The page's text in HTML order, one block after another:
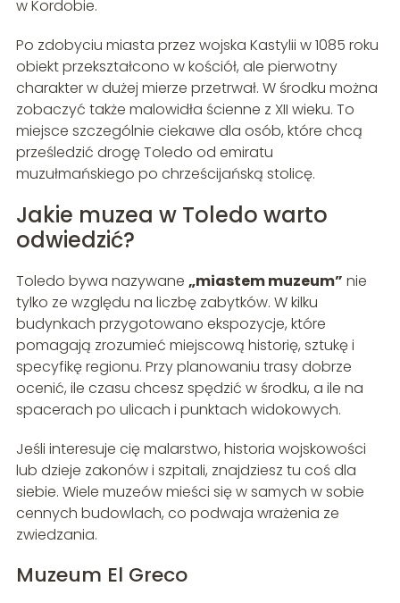
w Kordobie.
Po zdobyciu miasta przez wojska Kastylii w 1085 roku
obiekt przekształcono w kościół, ale pierwotny
charakter w dużej mierze przetrwał. W środku można
zobaczyć także malowidła ścienne z XII wieku. To
miejsce szczególnie ciekawe dla osób, które chcą
prześledzić drogę Toledo od emiratu
muzułmańskiego po chrześcijańską stolicę.
Jakie muzea w Toledo warto
odwiedzić?
Toledo bywa nazywane „miastem muzeum” nie
tylko ze względu na liczbę zabytków. W kilku
budynkach przygotowano ekspozycje, które
pomagają zrozumieć miejscową historię, sztukę i
specyfikę regionu. Przy planowaniu trasy dobrze
ocenić, ile czasu chcesz spędzić w środku, a ile na
spacerach po ulicach i punktach widokowych.
Jeśli interesuje cię malarstwo, historia wojskowości
lub dzieje zakonów i szpitali, znajdziesz tu coś dla
siebie. Wiele muzeów mieści się w samych w sobie
cennych budowlach, co podwaja wrażenia ze
zwiedzania.
Muzeum El Greco